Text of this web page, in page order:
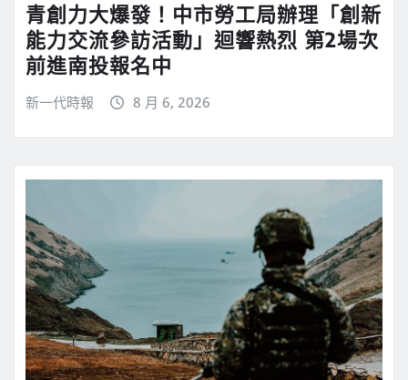
青創力大爆發！中市勞工局辦理「創新
能力交流參訪活動」迴響熱烈 第2場次
前進南投報名中
新一代時報 8 月 6, 2026